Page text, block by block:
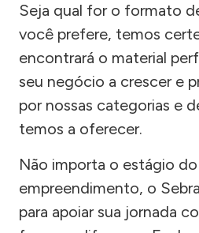
Seja qual for o formato
você prefere, temos
encontrará o material
seu negócio a crescer e
por nossas categorias e
temos a oferecer.
Não importa o estágio
empreendimento, o
para apoiar sua jornada